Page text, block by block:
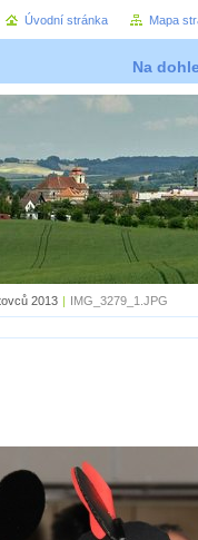
Na
2013 | IMG_3279_1.JPG
Úvodní stránka Mapa